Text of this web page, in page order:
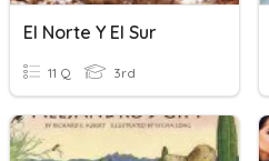
El Norte Y El Sur
11 Q 3rd